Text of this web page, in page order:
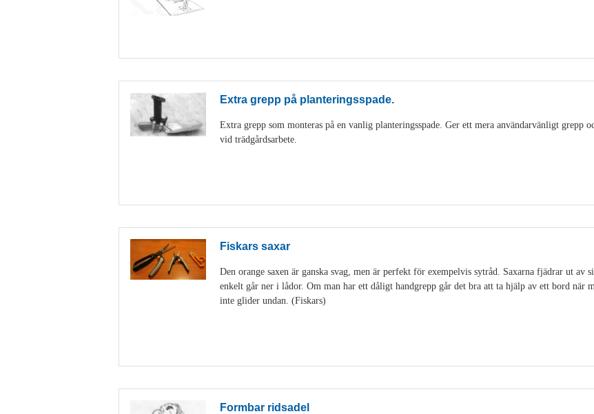
Extra grepp på planteringsspade.
Extra grepp som monteras på en vanlig planteringsspade. Ger ett mera användarvänligt grepp
vid trädgårdsarbete.
Fiskars saxar
Den orange saxen är ganska svag, men är perfekt för exempelvis sytråd. Saxarna fjädrar ut av
enkelt går ner i lådor. Om man har ett dåligt handgrepp går det bra att ta hjälp av ett bord när
inte glider undan. (Fiskars)
Formbar ridsadel